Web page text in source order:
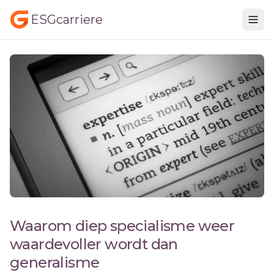
ESGcarriere
Waarom diep specialisme weer
waardevoller wordt dan
generalisme